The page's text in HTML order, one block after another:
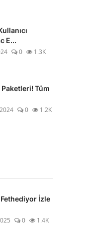
E...
0 1.3K
Paketleri! Tüm
0 1.2K
İzle
0 1.4K